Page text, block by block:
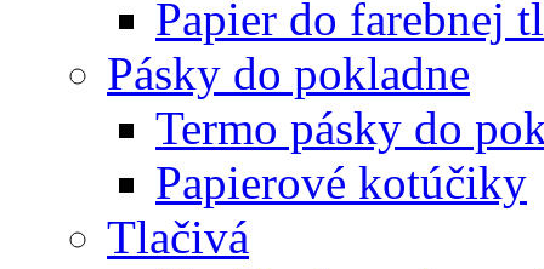
Papier do farebnej
Pásky do pokladne
Termo pásky do
Papierové kotúčiky
Tlačivá